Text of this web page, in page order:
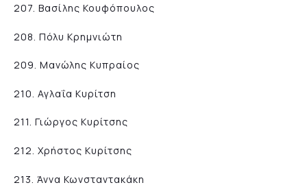
207. Βασίλης Κουφόπουλος
208. Πόλυ Κρημνιώτη
209. Μανώλης Κυπραίος
210. Αγλαΐα Κυρίτση
211. Γιώργος Κυρίτσης
212. Χρήστος Κυρίτσης
213. Άννα Κωνσταντακάκη